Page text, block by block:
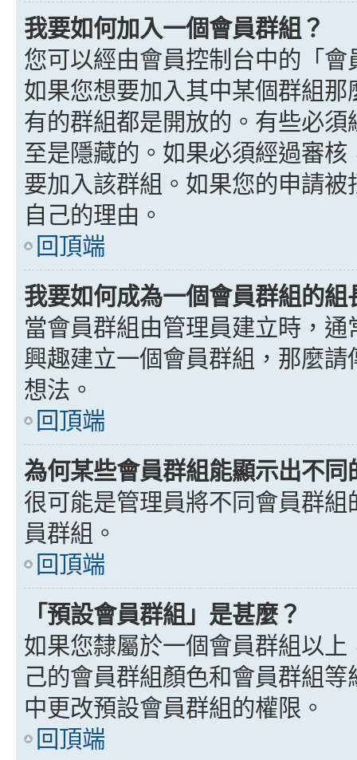
我要如何加入一個會員群組？
您可以經由會員控制台中的「
如果您想要加入其中某個群組
有的群組都是開放的。有些必
至是隱藏的。如果必須經過審
要加入該群組。如果您的申請
自己的理由。
回頂端
我要如何成為一個會員群組的組
當會員群組由管理員建立時，
興趣建立一個會員群組，那麼
想法。
回頂端
為何某些會員群組能顯示出不同
很可能是管理員將不同會員群
員群組。
回頂端
「預設會員群組」是甚麼？
如果您隸屬於一個會員群組以
己的會員群組顏色和會員群組
中更改預設會員群組的權限。
回頂端